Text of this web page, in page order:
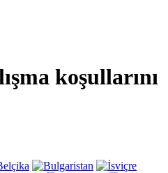
koşullarını